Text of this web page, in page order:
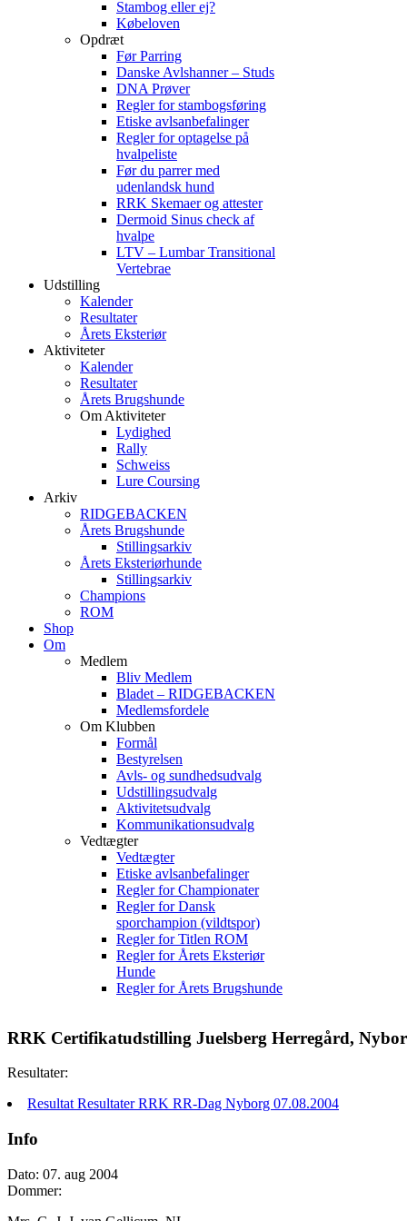
Stambog eller ej?
Købeloven
Opdræt
Før Parring
Danske Avlshanner – Studs
DNA Prøver
Regler for stambogsføring
Etiske avlsanbefalinger
Regler for optagelse på
hvalpeliste
Før du parrer med
udenlandsk hund
RRK Skemaer og attester
Dermoid Sinus check af
hvalpe
LTV – Lumbar Transitional
Vertebrae
Udstilling
Kalender
Resultater
Årets Eksteriør
Aktiviteter
Kalender
Resultater
Årets Brugshunde
Om Aktiviteter
Lydighed
Rally
Schweiss
Lure Coursing
Arkiv
RIDGEBACKEN
Årets Brugshunde
Stillingsarkiv
Årets Eksteriørhunde
Stillingsarkiv
Champions
ROM
Shop
Om
Medlem
Bliv Medlem
Bladet – RIDGEBACKEN
Medlemsfordele
Om Klubben
Formål
Bestyrelsen
Avls- og sundhedsudvalg
Udstillingsudvalg
Aktivitetsudvalg
Kommunikationsudvalg
Vedtægter
Vedtægter
Etiske avlsanbefalinger
Regler for Championater
Regler for Dansk
sporchampion (vildtspor)
Regler for Titlen ROM
Regler for Årets Eksteriør
Hunde
Regler for Årets Brugshunde
RRK Certifikatudstilling Juelsberg Herregård,
Resultater:
Resultat Resultater RRK RR-Dag Nyborg 07.08.2004
Info
Dato: 07. aug 2004
Dommer: